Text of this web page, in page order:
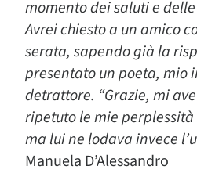
momento dei saluti e
Avrei chiesto a un amico
serata, sapendo già la
presentato un poeta, mio
detrattore. “Grazie, mi
ripetuto le mie
ma lui ne lodava invece
Manuela D’Alessandro